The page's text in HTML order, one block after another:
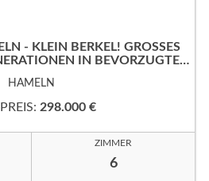
- KLEIN BERKEL! GROSSES
IN BEVORZUGTER
HAMELN
298.000 €
ZIMMER
6